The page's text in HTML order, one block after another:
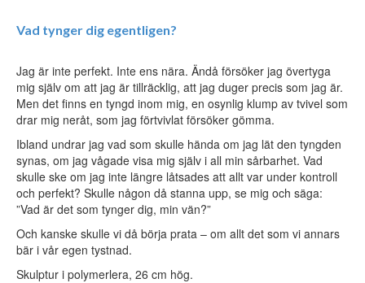
Vad tynger dig egentligen?
Jag är inte perfekt. Inte ens nära. Ändå försöker jag övertyga
mig själv om att jag är tillräcklig, att jag duger precis som jag är.
Men det finns en tyngd inom mig, en osynlig klump av tvivel som
drar mig neråt, som jag förtvivlat försöker gömma.
Ibland undrar jag vad som skulle hända om jag lät den tyngden
synas, om jag vågade visa mig själv i all min sårbarhet. Vad
skulle ske om jag inte längre låtsades att allt var under kontroll
och perfekt? Skulle någon då stanna upp, se mig och säga:
”Vad är det som tynger dig, min vän?”
Och kanske skulle vi då börja prata – om allt det som vi annars
bär i vår egen tystnad.
Skulptur i polymerlera, 26 cm hög.